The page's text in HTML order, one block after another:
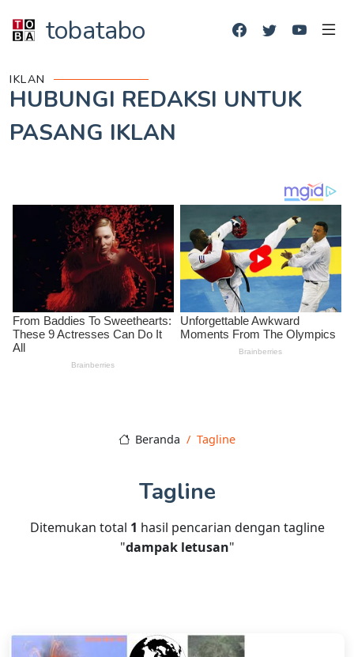
tobatabo
IKLAN
HUBUNGI REDAKSI UNTUK
PASANG IKLAN
Beranda Tagline
Tagline
Ditemukan total 1 hasil pencarian dengan tagline
"dampak letusan"